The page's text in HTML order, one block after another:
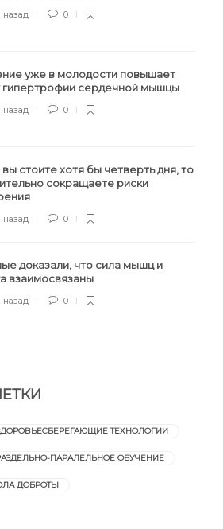
назад 0
уже в молодости повышает
гипертрофии сердечной мышцы
назад 0
вы стоите хотя бы четверть дня, то
сокращаете риски
назад 0
доказали, что сила мышц и
взаимосвязаны
назад 0
ТЕХНОЛОГИИ
ПАРАЛЕЛЬНОЕ ОБУЧЕНИЕ
ДОБРОТЫ